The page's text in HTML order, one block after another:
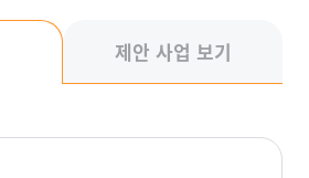
제안 사업 보기